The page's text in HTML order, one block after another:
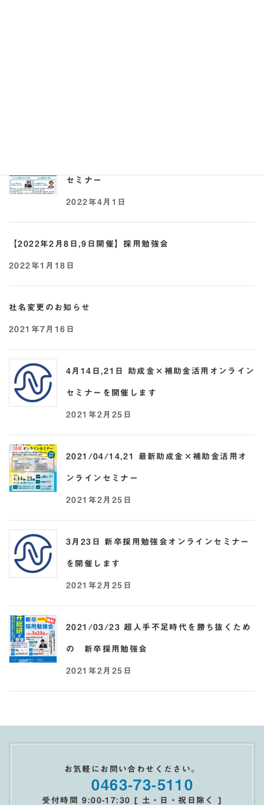
セミナー
2022年4月1日
【2022年2月8日,9日開催】採用勉強会
2022年1月18日
社名変更のお知らせ
2021年7月16日
4月14日,21日 助成金×補助金活用オンライン
セミナーを開催します
2021年2月25日
2021/04/14,21 最新助成金×補助金活用オ
ンラインセミナー
2021年2月25日
3月23日 新卒採用勉強会オンラインセミナー
を開催します
2021年2月25日
2021/03/23 超人手不足時代を勝ち抜くため
の 新卒採用勉強会
2021年2月25日
お気軽にお問い合わせください。
0463-73-5110
受付時間 9:00-17:30 [ 土・日・祝日除く ]